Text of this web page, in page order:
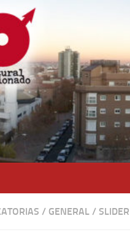
/ GENERAL / SLIDER